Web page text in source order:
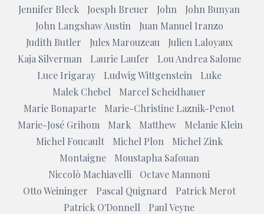
Jennifer Bleck
Joesph Breuer John
John Bunyan
John Langshaw Austin
Juan Manuel Iranzo
Judith Butler
Jules Marouzeau
Julien Laloyaux
Kaja Silverman
Laurie Laufer
Lou Andrea Salome
Luce Irigaray
Ludwig Wittgenstein
Luke
Malek Chebel
Marcel Scheidhauer
Marie Bonaparte
Marie-Christine Laznik-Penot
Marie-José Grihom
Mark Matthew
Melanie Klein
Michel Foucault
Michel Plon
Michel Zink
Montaigne
Moustapha Safouan
Niccolò Machiavelli
Octave Mannoni
Otto Weininger
Pascal Quignard
Patrick Merot
Patrick O'Donnell
Paul Veyne